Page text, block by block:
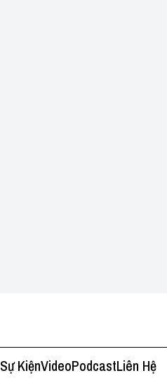
Sự KiệnVideoPodcastLiên Hệ